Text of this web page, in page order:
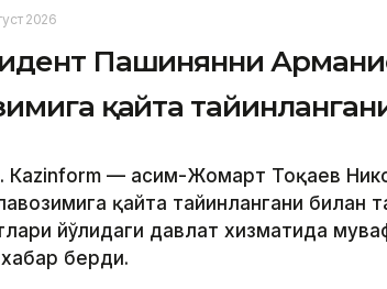
2026
Пашинянни
қайта
Кazinform — Қасим-Жомарт Тоқаев
қайта тайинлангани билан
йўлидаги давлат хизматида
берди.